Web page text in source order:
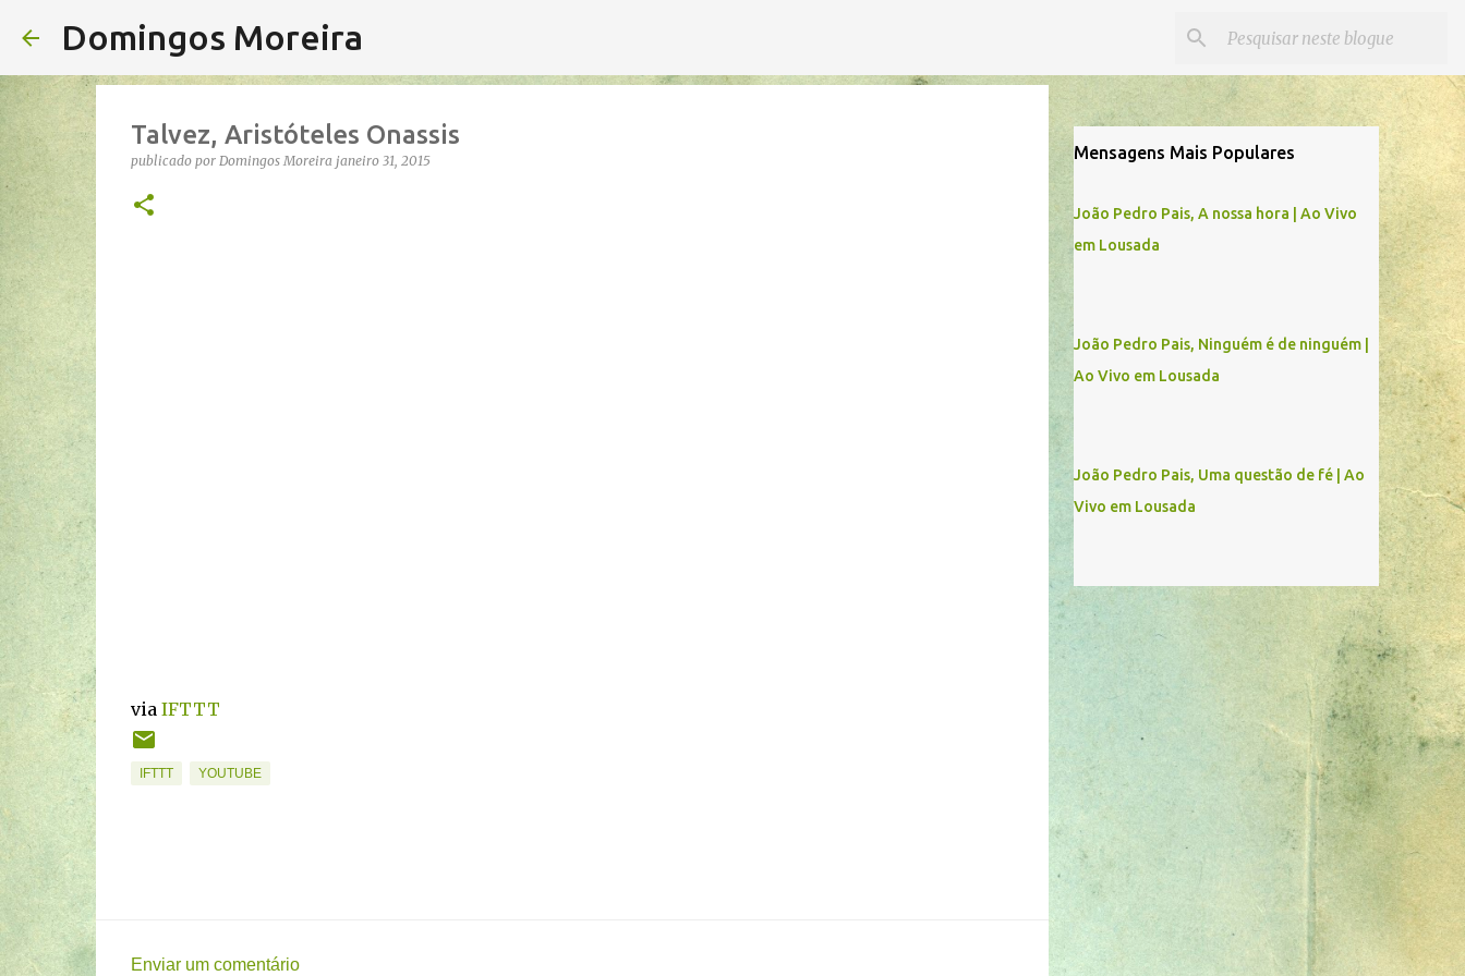
Domingos Moreira
Talvez, Aristóteles Onassis
publicado por Domingos Moreira janeiro 31, 2015
via IFTTT
IFTTT YOUTUBE
Enviar um comentário
Mensagens Mais Populares
João Pedro Pais, A nossa hora | Ao Vivo
em Lousada
João Pedro Pais, Ninguém é de ninguém |
Ao Vivo em Lousada
João Pedro Pais, Uma questão de fé | Ao
Vivo em Lousada